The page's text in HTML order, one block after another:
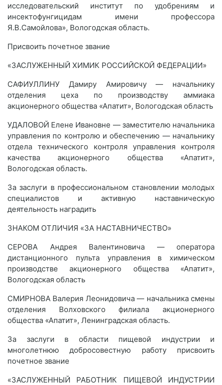
исследовательский институт по удобрениям и
инсектофунгицидам имени профессора
Я.В.Самойлова», Вологодская область.
Присвоить почетное звание
«ЗАСЛУЖЕННЫЙ ХИМИК РОССИЙСКОЙ ФЕДЕРАЦИИ»
САФИУЛЛИНУ Дамиру Амировичу — начальнику
отделения цеха по производству аммиака
акционерного общества «Апатит», Вологодская область
УДАЛОВОЙ Елене Ивановне — заместителю начальника
управления по контролю и обеспечению — начальнику
отдела технического контроля управления контроля
качества акционерного общества «Апатит»,
Вологодская область.
За заслуги в профессиональном становлении молодых
специалистов и активную наставническую
деятельность наградить
ЗНАКОМ ОТЛИЧИЯ «ЗА НАСТАВНИЧЕСТВО»
СЕРОВА Андрея Валентиновича — оператора
дистанционного пульта управления в химическом
производстве акционерного общества «Апатит»,
Вологодская область
СМИРНОВА Валерия Леонидовича — начальника смены
отделения Волховского филиала акционерного
общества «Апатит», Ленинградская область.
За заслуги в области пищевой индустрии и
многолетнюю добросовестную работу присвоить
почетное звание
«ЗАСЛУЖЕННЫЙ РАБОТНИК ПИЩЕВОЙ ИНДУСТРИИ